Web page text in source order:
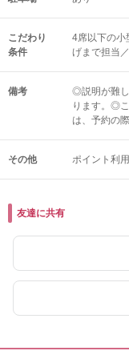
こだわり
条件
4席以下の小
げまで担当
備考
◎説明が難
ります。◎
は、予約の
その他 ポイント利
友達に共有